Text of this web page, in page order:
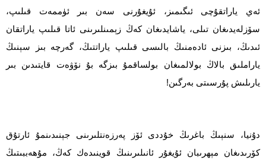
ئەي ياراتقۇچى ئىگىمىز، ئۇيغۇرنى سەن بىر ئۈممەت قىلىپ،
سۆزلەيدىغان تىلى، ياشايدىغان كەڭ زېمىنلىرىنى ئاتا قىلىپ ياراتقان
ئىدىڭ، بىزنى ئادەمنىڭ بالىسى قىلىپ ياراتتىڭ، گەرچە بىز سېنىڭ
ياراملىق بالاڭ بولالمىغان بولساقمۇ بىزگە بۇ نۆۋەت قايتىدىن بىر
يارىلىش پۇرسىتى بەرگىن!
دۇنيا، سنېىڭ باغرىڭ خۇددى ئۆز پەرزەنتلىرىنى جېنىدىنمۇ ئارتۇق
كۆرىدىغان مېھرىبان ئۇيغۇر ئانىلىرىنىڭ قوينىدەك كەڭ، مۇھەببىتىڭ